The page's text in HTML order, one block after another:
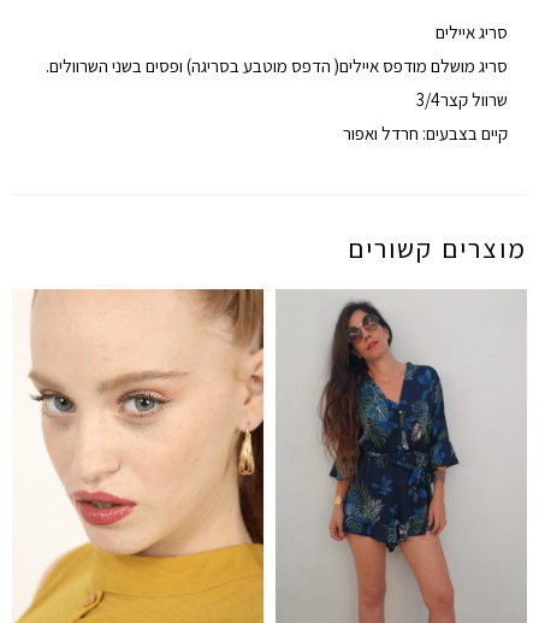
סריג איילים
סריג מושלם מודפס איילים( הדפס מוטבע בסריגה) ופסים בשני השרוולים.
שרוול קצר3/4
קיים בצבעים: חרדל ואפור
מוצרים קשורים